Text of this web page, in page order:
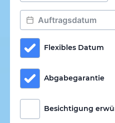
Flexibles Datum
Abgabegarantie
Besichtigung